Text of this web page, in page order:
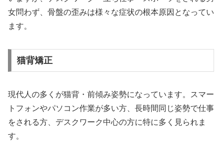
女問わず、骨盤の歪みは様々な症状の根本原因となってい
ます。
猫背矯正
現代人の多くが猫背・前傾み姿勢になっています。スマー
トフォンやパソコン作業が多い方、長時間同じ姿勢で仕事
をされる方、デスクワーク中心の方に特に多く見られま
す。